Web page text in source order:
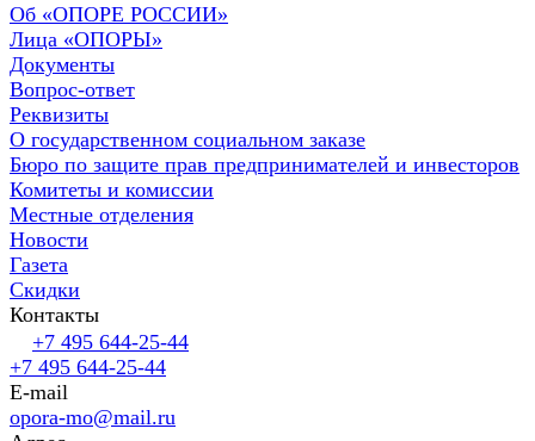
Об «ОПОРЕ РОССИИ»
Лица «ОПОРЫ»
Документы
Вопрос-ответ
Реквизиты
О государственном социальном заказе
Бюро по защите прав предпринимателей и инвесторов
Комитеты и комиссии
Местные отделения
Новости
Газета
Скидки
Контакты
+7 495 644-25-44
+7 495 644-25-44
E-mail
opora-mo@mail.ru